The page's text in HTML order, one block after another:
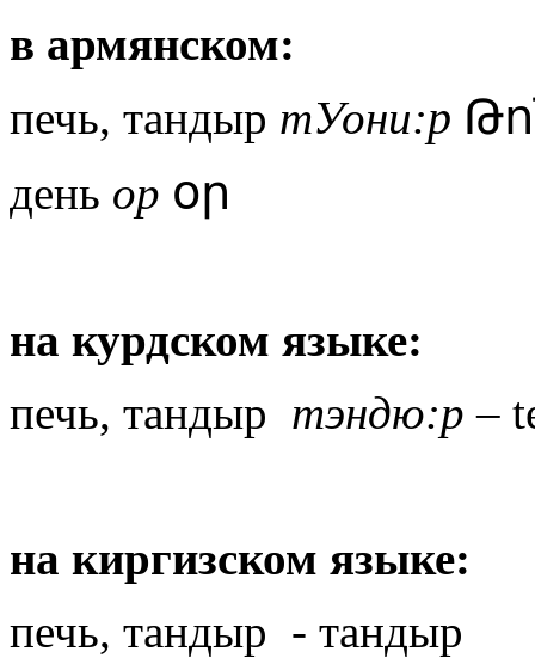
в армянском:
печь, тандыр тУони:р
день ор օր
на курдском языке:
печь, тандыр тэндю:р –
на киргизском языке:
печь, тандыр - тандыр